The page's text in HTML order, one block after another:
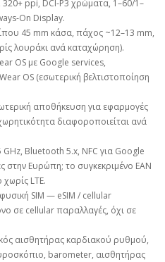
320+ ppi, DCI‑P3 χρώματα, 1–60/1–
Display.
45 mm κάσα, πάχος ~12–13 mm,
λουράκι ανά καταχώρηση).
OS με Google services,
OS (εσωτερική βελτιστοποίηση
αποθήκευση για εφαρμογές
διαφοροποιείται ανά
GHz, Bluetooth 5.x, NFC για Google
Ευρώπη; το συγκεκριμένο EAN
LTE.
SIM — eSIM / cellular
σε cellular παραλλαγές, όχι σε
αισθητήρας καρδιακού ρυθμού,
barometer, αισθητήρας